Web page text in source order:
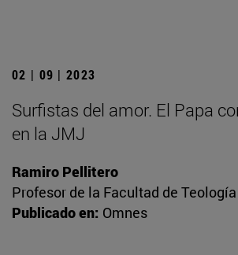
02 | 09 | 2023
Surfistas del amor. El Papa
en la JMJ
Ramiro Pellitero
Profesor de la Facultad de Teología
Publicado en: Omnes